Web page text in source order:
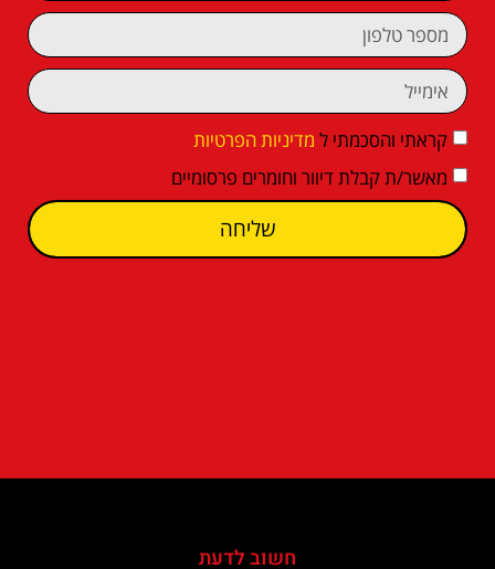
קראתי והסכמתי ל מדיניות הפרטיות
מאשר/ת קבלת דיוור וחומרים פרסומיים
שליחה
חשוב לדעת